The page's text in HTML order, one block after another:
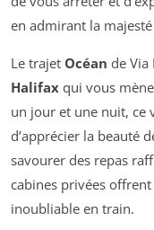
en admirant la
Le trajet Océan de Via
Halifax qui vous
un jour et une nuit, ce
d’apprécier la beauté
savourer des repas
cabines privées
inoubliable en train.